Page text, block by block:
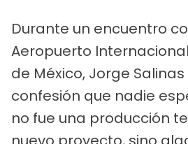
Durante un encuentro
Aeropuerto
de México, Jorge Salinas
confesión que nadie
no fue una producción